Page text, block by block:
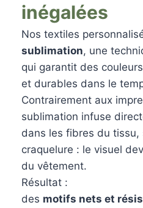
inégalées
Nos textiles
sublimation, une
qui garantit des
et durables dans le
Contrairement aux
sublimation infuse
dans les fibres du tissu,
craquelure : le visuel
du vêtement.
Résultat :
des motifs nets et